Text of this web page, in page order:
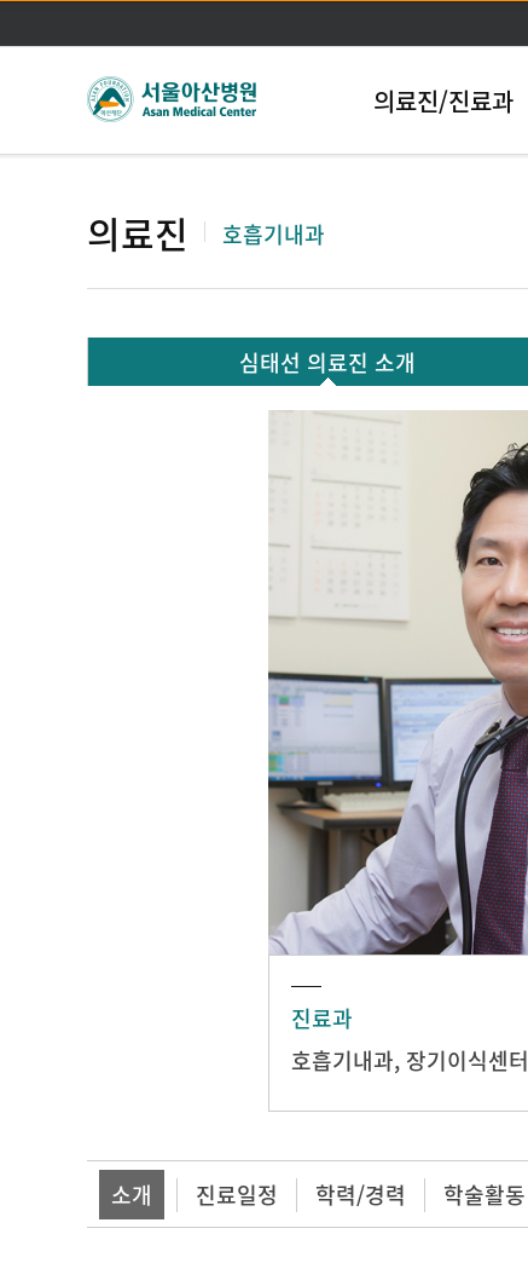
의료진/진료과
의료진 호흡기내과
심태선 의료진 소개
진료과
호흡기내과, 장기이식센터
소개 진료일정 학력/경력 학술활동